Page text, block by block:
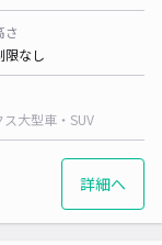
さ
限なし
大型車・SUV
詳細へ